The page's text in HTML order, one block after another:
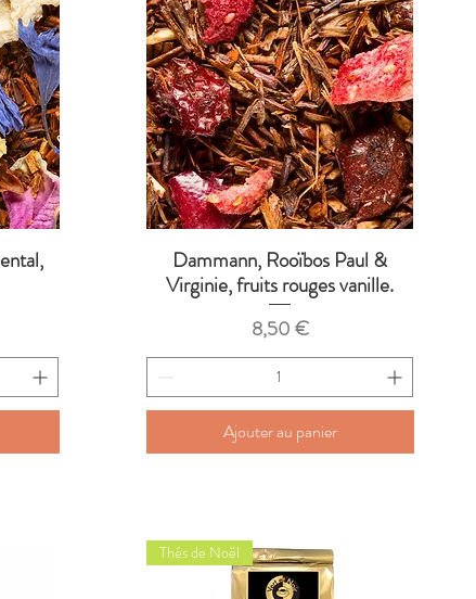
Aperçu rapide
Dammann, Rooïbos Paul &
Virginie, fruits rouges vanille.
Prix
8,50 €
Ajouter au panier
Thés de Noël